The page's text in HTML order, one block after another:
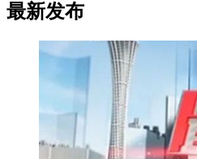
最新发布